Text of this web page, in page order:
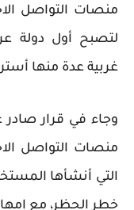
لتصبح أول دولة
غربية عدة منها
وجاء في قرار
منصات التواصل
خطر الحظر، مع إمهالها 12 شهرا